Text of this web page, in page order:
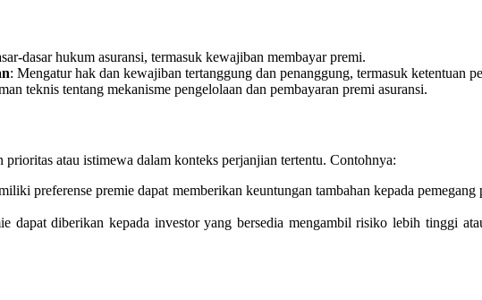
dasar hukum asuransi, termasuk kewajiban membayar premi.
: Mengatur hak dan kewajiban tertanggung dan penanggung, termasuk ketentuan
teknis tentang mekanisme pengelolaan dan pembayaran premi asuransi.
atau istimewa dalam konteks perjanjian tertentu. Contohnya:
preferense premie dapat memberikan keuntungan tambahan kepada
dapat diberikan kepada investor yang bersedia mengambil risiko lebih tinggi